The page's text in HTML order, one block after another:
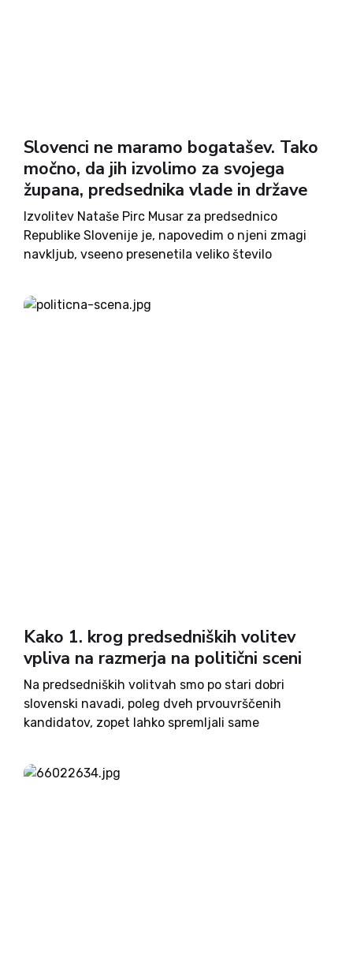
Slovenci ne maramo bogatašev. Tako
močno, da jih izvolimo za svojega
župana, predsednika vlade in države
Izvolitev Nataše Pirc Musar za predsednico
Republike Slovenije je, napovedim o njeni zmagi
navkljub, vseeno presenetila veliko število
na precejšnje neskladje med premoženjskim
statusom nove predsednice ter masovno podporo,
Kako 1. krog predsedniških volitev
vpliva na razmerja na politični sceni
Na predsedniških volitvah smo po stari dobri
slovenski navadi, poleg dveh prvouvrščenih
kandidatov, zopet lahko spremljali same
politična elita pa očitno personalno predsedniško
bitko še vedno zamenjuje za nadaljevanje pravkar